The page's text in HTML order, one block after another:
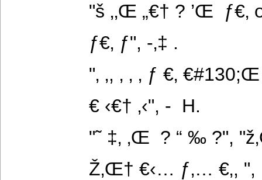
"š ‚‚Œ „€† ? ’Œ  ƒ€‚
ƒ€‚ ƒ", -‚‡ .
"‚ ‚, ‚ ‚ ‚ ƒ €‚
€ ‹€† ‚‹", -  H.
"˜ ‡‚ ‚Œ  ? “ ‰ ?",
Ž‚Œ† €‹… ƒ‚… €‚, ",